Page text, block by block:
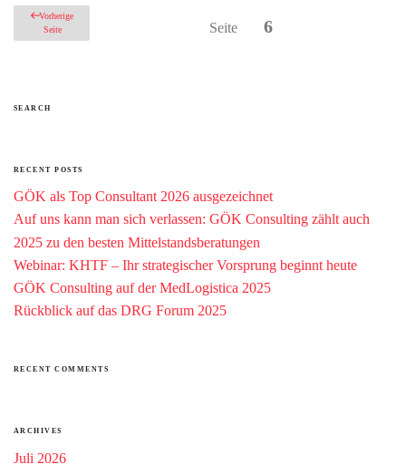
Seitennummerierung
der
Vorherige
Seite
Seite 6
SEARCH
RECENT POSTS
GÖK als Top Consultant 2026 ausgezeichnet
Auf uns kann man sich verlassen: GÖK Consulting zählt auch
2025 zu den besten Mittelstandsberatungen
Webinar: KHTF – Ihr strategischer Vorsprung beginnt heute
GÖK Consulting auf der MedLogistica 2025
Rückblick auf das DRG Forum 2025
RECENT COMMENTS
ARCHIVES
Juli 2026